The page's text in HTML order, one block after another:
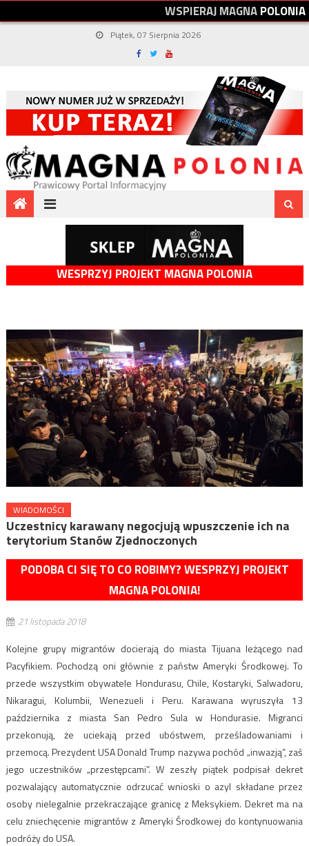
WSPIERAJMAGNAPOLONIA
Piątek, 07 Sierpnia 2026
WESPRZYJ PROJEKT MAGNA POLONIA
WIADOMOŚCI
Uczestnicy karawany negocjują wpuszczenie ich na
terytorium Stanów Zjednoczonych
PODOBA CI SIĘ TO CO ROBIMY? WESPRZYJ PROJEKT
MAGNA POLONIA!
21 listopada 2018
Kolejne grupy migrantów docierają do miasta Tijuana leżącego nad
Pacyfikiem. Pochodzą oni głównie z państw Ameryki Środkowej. To
przede wszystkim obywatele Hondurasu, Chile, Kostaryki, Salwadoru,
Nikaragui, Kolumbii, Wenezueli i Peru. Karawana wyruszyła 13
października z miasta San Pedro Sula w Hondurasie. Migranci
przekonują, że uciekają przed ubóstwem, prześladowaniami i
przemocą. Prezydent USA Donald Trump nazywa pochód „inwazją”, zaś
jego uczestników „przestępcami”. W zeszły piątek podpisał dekret
pozwalający automatycznie odrzucać wnioski o azyl składane przez
osoby nielegalnie przekraczające granicę z Meksykiem. Dekret ma na
celu zniechęcenie migrantów z Ameryki Środkowej do kontynuowania
podróży do USA.